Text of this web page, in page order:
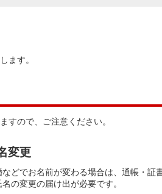
ます。
すので、ご注意ください。
変更
などでお名前が変わる場合は、通帳・証
名の変更の届け出が必要です。